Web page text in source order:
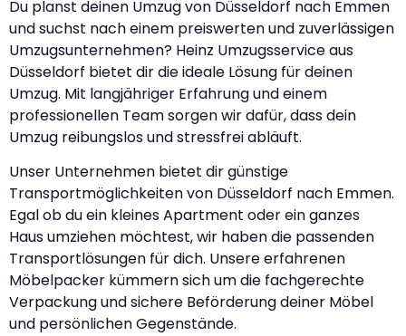
Du planst deinen Umzug von Düsseldorf nach Emmen
und suchst nach einem preiswerten und zuverlässigen
Umzugsunternehmen? Heinz Umzugsservice aus
Düsseldorf bietet dir die ideale Lösung für deinen
Umzug. Mit langjähriger Erfahrung und einem
professionellen Team sorgen wir dafür, dass dein
Umzug reibungslos und stressfrei abläuft.
Unser Unternehmen bietet dir günstige
Transportmöglichkeiten von Düsseldorf nach Emmen.
Egal ob du ein kleines Apartment oder ein ganzes
Haus umziehen möchtest, wir haben die passenden
Transportlösungen für dich. Unsere erfahrenen
Möbelpacker kümmern sich um die fachgerechte
Verpackung und sichere Beförderung deiner Möbel
und persönlichen Gegenstände.